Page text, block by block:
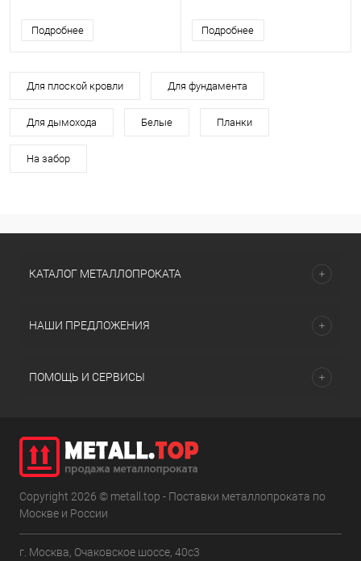
Подробнее Подробнее
Для плоской кровли Для фундамента
Для дымохода Белые Планки
На забор
КАТАЛОГ МЕТАЛЛОПРОКАТА
НАШИ ПРЕДЛОЖЕНИЯ
ПОМОЩЬ И СЕРВИСЫ
Copyright 2026 © metall.top - Поставки металлопроката по
Москве и России
г. Москва, Очаковское шоссе, 40с3